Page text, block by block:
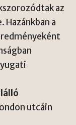
az
a
utcáin